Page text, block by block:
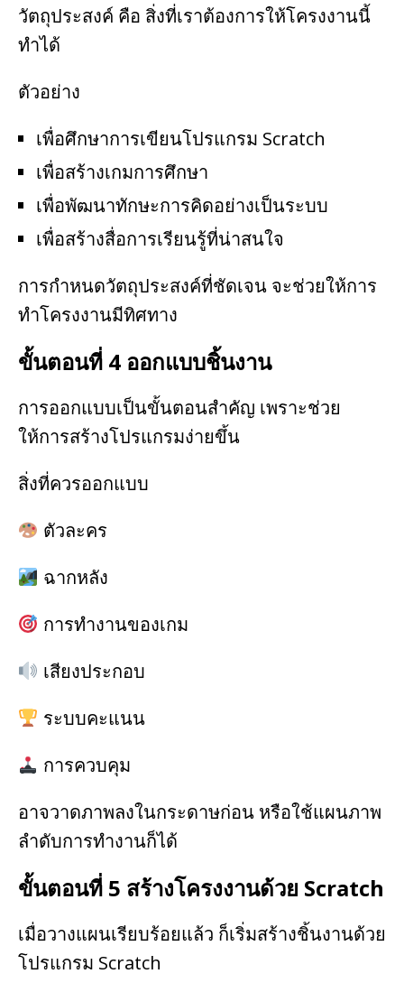
วัตถุประสงค์ คือ สิ่งที่เราต้องการให้โครงงานนี้
ทำได้
ตัวอย่าง
เพื่อศึกษาการเขียนโปรแกรม Scratch
เพื่อสร้างเกมการศึกษา
เพื่อพัฒนาทักษะการคิดอย่างเป็นระบบ
เพื่อสร้างสื่อการเรียนรู้ที่น่าสนใจ
การกำหนดวัตถุประสงค์ที่ชัดเจน จะช่วยให้การ
ทำโครงงานมีทิศทาง
ขั้นตอนที่ 4 ออกแบบชิ้นงาน
การออกแบบเป็นขั้นตอนสำคัญ เพราะช่วย
ให้การสร้างโปรแกรมง่ายขึ้น
สิ่งที่ควรออกแบบ
ตัวละคร
ฉากหลัง
การทำงานของเกม
เสียงประกอบ
ระบบคะแนน
การควบคุม
อาจวาดภาพลงในกระดาษก่อน หรือใช้แผนภาพ
ลำดับการทำงานก็ได้
ขั้นตอนที่ 5 สร้างโครงงานด้วย Scratch
เมื่อวางแผนเรียบร้อยแล้ว ก็เริ่มสร้างชิ้นงานด้วย
โปรแกรม Scratch